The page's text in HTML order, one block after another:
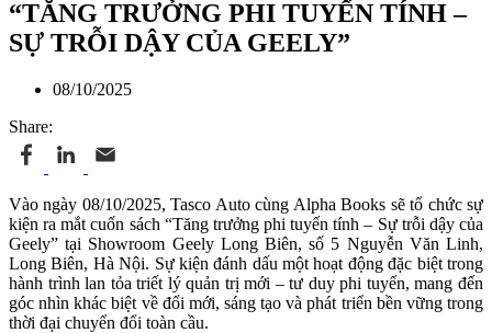
“TĂNG TRƯỞNG PHI TUYẾN TÍNH –
SỰ TRỖI DẬY CỦA GEELY”
08/10/2025
Share:
Vào ngày 08/10/2025, Tasco Auto cùng Alpha Books sẽ tổ chức sự
kiện ra mắt cuốn sách “Tăng trưởng phi tuyến tính – Sự trỗi dậy của
Geely” tại Showroom Geely Long Biên, số 5 Nguyễn Văn Linh,
Long Biên, Hà Nội. Sự kiện đánh dấu một hoạt động đặc biệt trong
hành trình lan tỏa triết lý quản trị mới – tư duy phi tuyến, mang đến
góc nhìn khác biệt về đổi mới, sáng tạo và phát triển bền vững trong
thời đại chuyển đổi toàn cầu.